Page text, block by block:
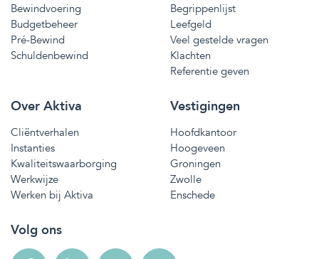
Bewindvoering
Budgetbeheer
Pré-Bewind
Schuldenbewind
Begrippenlijst
Leefgeld
Veel gestelde vragen
Klachten
Referentie geven
Over Aktiva
Cliëntverhalen
Instanties
Kwaliteitswaarborging
Werkwijze
Werken bij Aktiva
Vestigingen
Hoofdkantoor
Hoogeveen
Groningen
Zwolle
Enschede
Volg ons